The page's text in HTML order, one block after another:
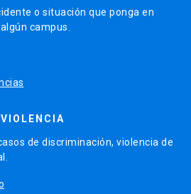
o situación que ponga en
campus.
de discriminación, violencia de